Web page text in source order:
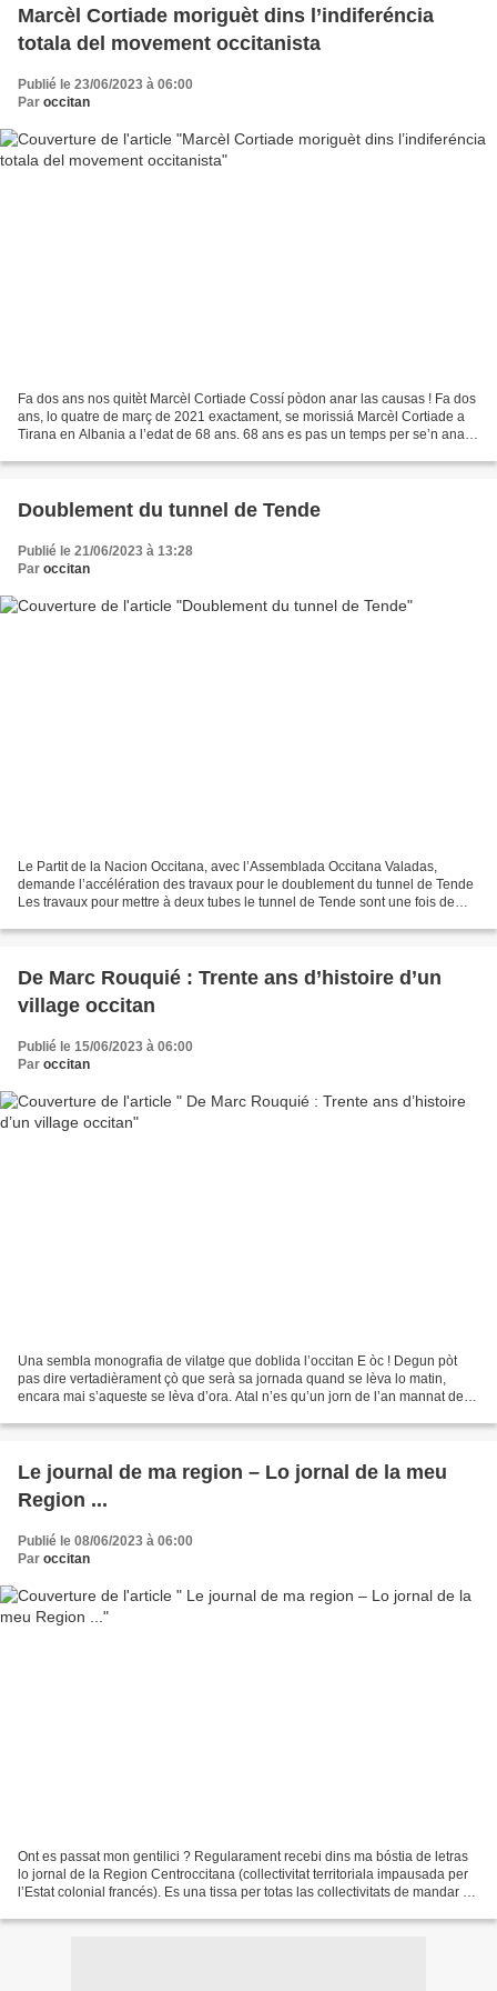
Marcèl Cortiade moriguèt dins l’indiferéncia
totala del movement occitanista
Publié le 23/06/2023 à 06:00
Par occitan
Fa dos ans nos quitèt Marcèl Cortiade Cossí pòdon anar las causas ! Fa dos
ans, lo quatre de març de 2021 exactament, se morissiá Marcèl Cortiade a
Tirana en Albania a l’edat de 68 ans. 68 ans es pas un temps per se’n anar.
Doublement du tunnel de Tende
Publié le 21/06/2023 à 13:28
Par occitan
Le Partit de la Nacion Occitana, avec l’Assemblada Occitana Valadas,
demande l’accélération des travaux pour le doublement du tunnel de Tende
Les travaux pour mettre à deux tubes le tunnel de Tende sont une fois de
De Marc Rouquié : Trente ans d’histoire d’un
village occitan
Publié le 15/06/2023 à 06:00
Par occitan
Una sembla monografia de vilatge que doblida l’occitan E òc ! Degun pòt
pas dire vertadièrament çò que serà sa jornada quand se lèva lo matin,
encara mai s’aqueste se lèva d’ora. Atal n’es qu’un jorn de l’an mannat de
Le journal de ma region – Lo jornal de la meu
Region ...
Publié le 08/06/2023 à 06:00
Par occitan
Ont es passat mon gentilici ? Regularament recebi dins ma bóstia de letras
lo jornal de la Region Centroccitana (collectivitat territoriala impausada per
l’Estat colonial francés). Es una tissa per totas las collectivitats de mandar un